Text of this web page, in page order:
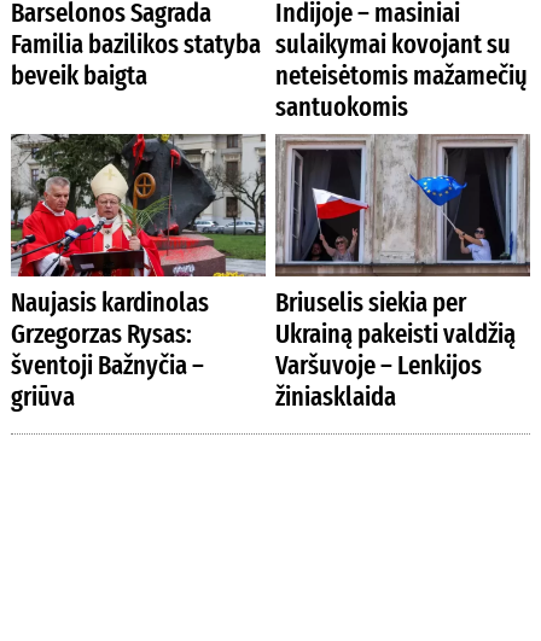
Barselonos Sagrada
Familia bazilikos statyba
beveik baigta
Indijoje – masiniai
sulaikymai kovojant su
neteisėtomis mažamečių
santuokomis
Naujasis kardinolas
Grzegorzas Rysas:
šventoji Bažnyčia –
griūva
Briuselis siekia per
Ukrainą pakeisti valdžią
Varšuvoje – Lenkijos
žiniasklaida